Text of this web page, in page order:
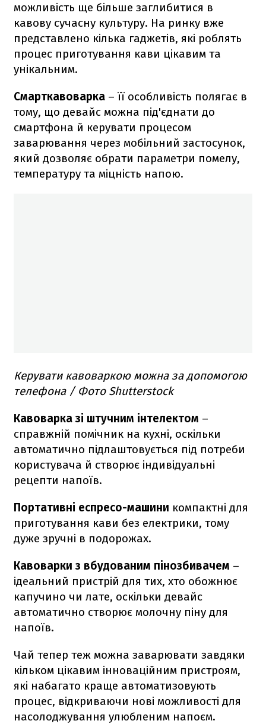
можливість ще більше заглибитися в
кавову сучасну культуру. На ринку вже
представлено кілька гаджетів, які роблять
процес приготування кави цікавим та
унікальним.
Смарткавоварка – її особливість полягає в
тому, що девайс можна під'єднати до
смартфона й керувати процесом
заварювання через мобільний застосунок,
який дозволяє обрати параметри помелу,
температуру та міцність напою.
Керувати кавоваркою можна за допомогою
телефона / Фото Shutterstock
Кавоварка зі штучним інтелектом –
справжній помічник на кухні, оскільки
автоматично підлаштовується під потреби
користувача й створює індивідуальні
рецепти напоїв.
Портативні еспресо-машини компактні для
приготування кави без електрики, тому
дуже зручні в подорожах.
Кавоварки з вбудованим пінозбивачем –
ідеальний пристрій для тих, хто обожнює
капучино чи лате, оскільки девайс
автоматично створює молочну піну для
напоїв.
Чай тепер теж можна заварювати завдяки
кільком цікавим інноваційним пристроям,
які набагато краще автоматизовують
процес, відкриваючи нові можливості для
насолоджування улюбленим напоєм.